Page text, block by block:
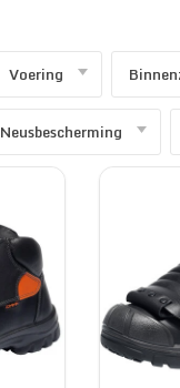
Voering
Neusbescherming